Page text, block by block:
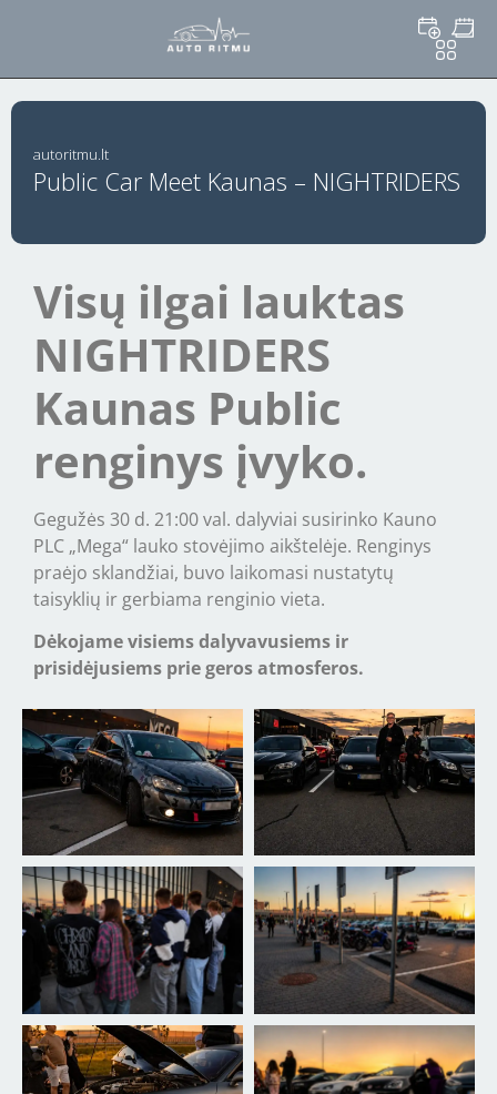
autoritmu.lt
Public Car Meet Kaunas – NIGHTRIDERS
Visų ilgai lauktas
NIGHTRIDERS
Kaunas Public
renginys įvyko.
Gegužės 30 d. 21:00 val. dalyviai susirinko Kauno
PLC „Mega“ lauko stovėjimo aikštelėje. Renginys
praėjo sklandžiai, buvo laikomasi nustatytų
taisyklių ir gerbiama renginio vieta.
Dėkojame visiems dalyvavusiems ir
prisidėjusiems prie geros atmosferos.